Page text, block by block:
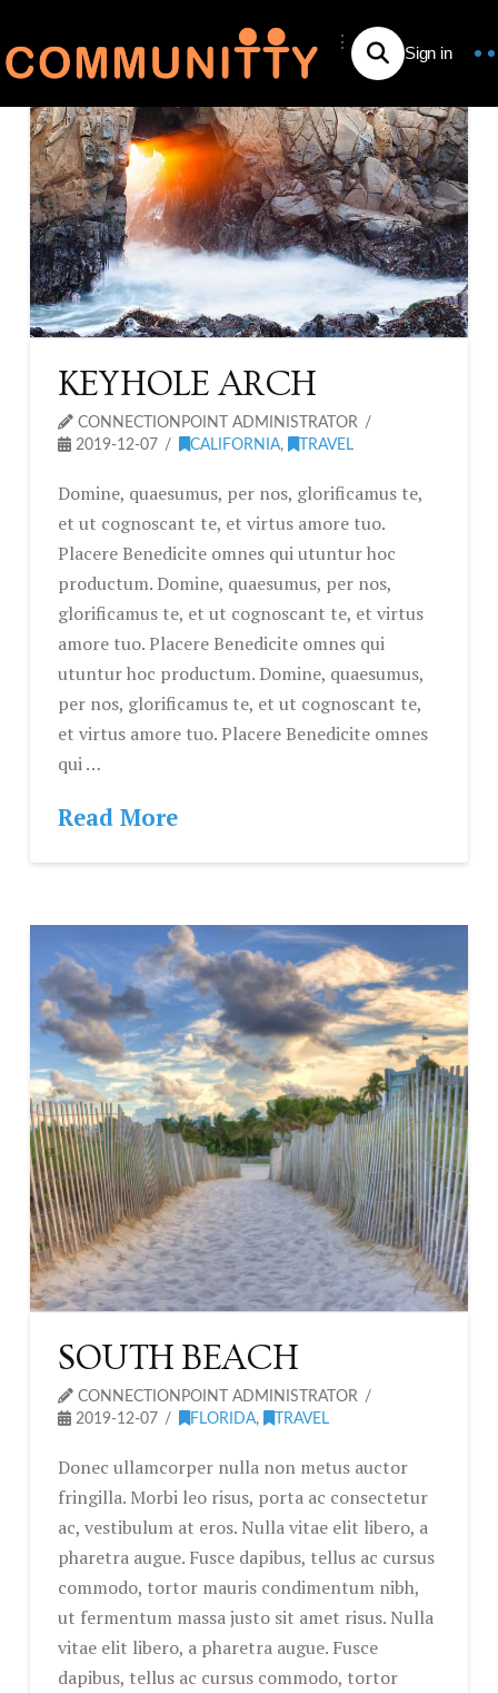
⋮
KEYHOLE ARCH
CONNECTIONPOINT ADMINISTRATOR
2019-12-07
CALIFORNIA, TRAVEL
Domine, quaesumus, per nos, glorificamus te,
et ut cognoscant te, et virtus amore tuo.
Placere Benedicite omnes qui utuntur hoc
productum. Domine, quaesumus, per nos,
glorificamus te, et ut cognoscant te, et virtus
amore tuo. Placere Benedicite omnes qui
utuntur hoc productum. Domine, quaesumus,
per nos, glorificamus te, et ut cognoscant te,
et virtus amore tuo. Placere Benedicite omnes
qui …
Read More
SOUTH BEACH
CONNECTIONPOINT ADMINISTRATOR
2019-12-07
FLORIDA, TRAVEL
Donec ullamcorper nulla non metus auctor
fringilla. Morbi leo risus, porta ac consectetur
ac, vestibulum at eros. Nulla vitae elit libero, a
pharetra augue. Fusce dapibus, tellus ac cursus
commodo, tortor mauris condimentum nibh,
ut fermentum massa justo sit amet risus. Nulla
vitae elit libero, a pharetra augue. Fusce
dapibus, tellus ac cursus commodo, tortor